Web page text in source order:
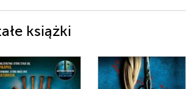
książki